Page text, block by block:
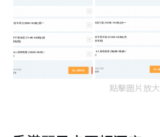
點擊圖片放大